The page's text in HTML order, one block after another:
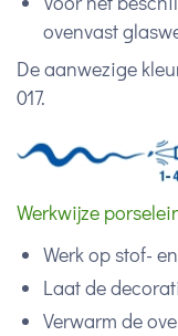
ovenvast
De aanwezige
017.
Werkwijze
Werk op stof-
Laat de
Verwarm de